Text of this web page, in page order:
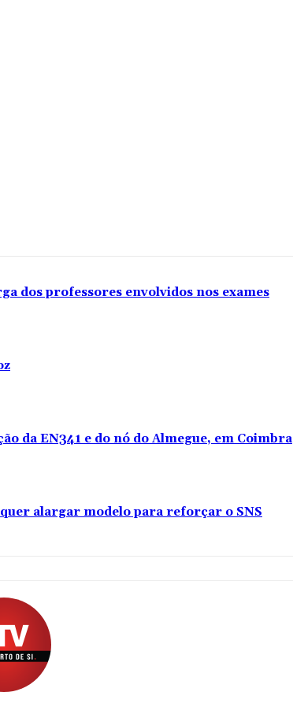
dos professores envolvidos nos exames
da EN341 e do nó do Almegue, em Coimbra
alargar modelo para reforçar o SNS